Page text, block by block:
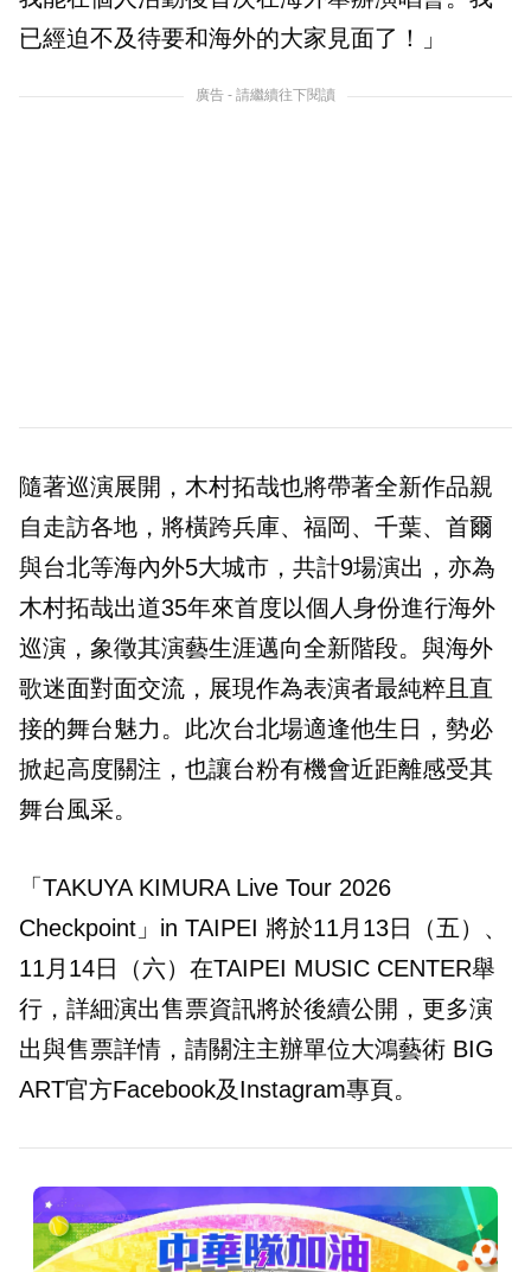
已經迫不及待要和海外的大家見面了！」
廣告 - 請繼續往下閱讀
隨著巡演展開，木村拓哉也將帶著全新作品親
自走訪各地，將橫跨兵庫、福岡、千葉、首爾
與台北等海內外5大城市，共計9場演出，亦為
木村拓哉出道35年來首度以個人身份進行海外
巡演，象徵其演藝生涯邁向全新階段。與海外
歌迷面對面交流，展現作為表演者最純粹且直
接的舞台魅力。此次台北場適逢他生日，勢必
掀起高度關注，也讓台粉有機會近距離感受其
舞台風采。
「TAKUYA KIMURA Live Tour 2026
Checkpoint」in TAIPEI 將於11月13日（五）、
11月14日（六）在TAIPEI MUSIC CENTER舉
行，詳細演出售票資訊將於後續公開，更多演
出與售票詳情，請關注主辦單位大鴻藝術 BIG
ART官方Facebook及Instagram專頁。